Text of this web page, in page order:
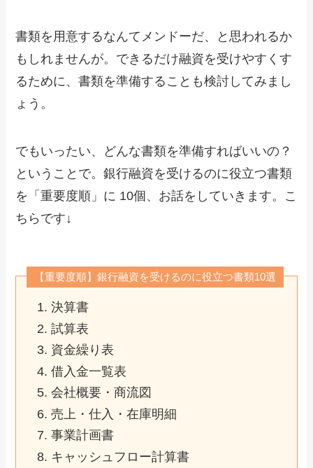
書類を用意するなんてメンドーだ、と思われるか
もしれませんが。できるだけ融資を受けやすくす
るために、書類を準備することも検討してみまし
ょう。
でもいったい、どんな書類を準備すればいいの？
ということで。銀行融資を受けるのに役立つ書類
を「重要度順」に 10個、お話をしていきます。こ
ちらです↓
【重要度順】銀行融資を受けるのに役立つ書類10選
決算書
試算表
資金繰り表
借入金一覧表
会社概要・商流図
売上・仕入・在庫明細
事業計画書
キャッシュフロー計算書